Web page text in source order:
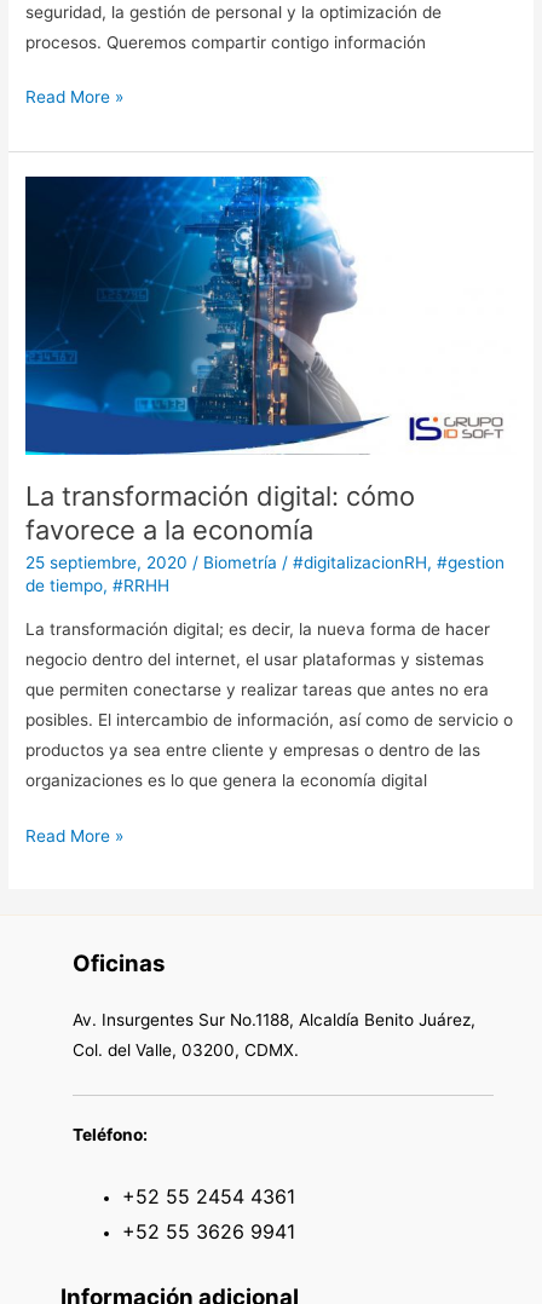
seguridad, la gestión de personal y la optimización de
procesos. Queremos compartir contigo información
Read More »
La transformación digital: cómo
favorece a la economía
25 septiembre, 2020/ Biometría /#digitalizacionRH,#gestion
de tiempo,#RRHH
La transformación digital; es decir, la nueva forma de hacer
negocio dentro del internet, el usar plataformas y sistemas
que permiten conectarse y realizar tareas que antes no era
posibles. El intercambio de información, así como de servicio o
productos ya sea entre cliente y empresas o dentro de las
organizaciones es lo que genera la economía digital
transformación
economía
Read More »
Oficinas
Av. Insurgentes Sur No.1188, Alcaldía Benito Juárez,
Col. del Valle, 03200, CDMX.
Teléfono:
+52 55 2454 4361
+52 55 3626 9941
Información adicional